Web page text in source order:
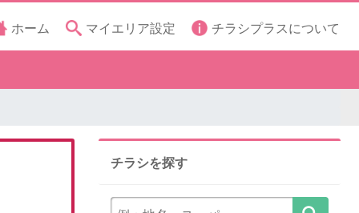
ホーム マイエリア設定 チラシプラスについて
チラシを探す